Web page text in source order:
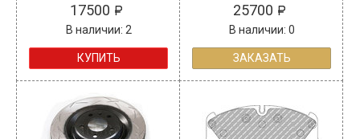
17500
В наличии: 2
КУПИТЬ
25700
В наличии: 0
ЗАКАЗАТЬ